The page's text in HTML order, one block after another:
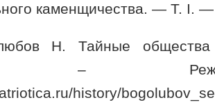
каменщичества. — Т. I.
Н. Тайные
–
history/